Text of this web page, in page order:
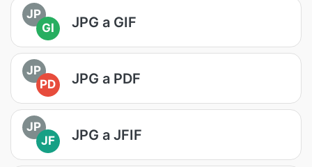
JP
GI
JPG a GIF
JP
PD
JPG a PDF
JP
JF
JPG a JFIF